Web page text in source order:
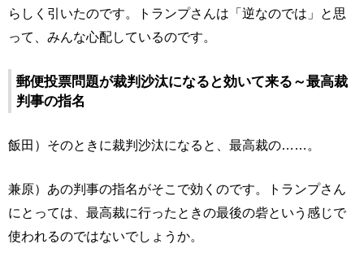
らしく引いたのです。トランプさんは「逆なのでは」と思
って、みんな心配しているのです。
郵便投票問題が裁判沙汰になると効いて来る～最高裁
判事の指名
飯田）そのときに裁判沙汰になると、最高裁の……。
兼原）あの判事の指名がそこで効くのです。トランプさん
にとっては、最高裁に行ったときの最後の砦という感じで
使われるのではないでしょうか。